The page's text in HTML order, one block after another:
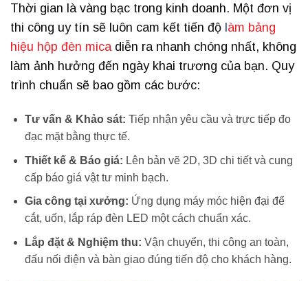
Thời gian là vàng bạc trong kinh doanh. Một đơn vị
thi công uy tín sẽ luôn cam kết tiến độ làm bảng
hiệu hộp đèn mica diễn ra nhanh chóng nhất, không
làm ảnh hưởng đến ngày khai trương của bạn. Quy
trình chuẩn sẽ bao gồm các bước:
Tư vấn & Khảo sát: Tiếp nhận yêu cầu và trực tiếp đo
đạc mặt bằng thực tế.
Thiết kế & Báo giá: Lên bản vẽ 2D, 3D chi tiết và cung
cấp báo giá vật tư minh bạch.
Gia công tại xưởng: Ứng dụng máy móc hiện đại để
cắt, uốn, lắp ráp đèn LED một cách chuẩn xác.
Lắp đặt & Nghiệm thu: Vận chuyển, thi công an toàn,
đấu nối điện và bàn giao đúng tiến độ cho khách hàng.